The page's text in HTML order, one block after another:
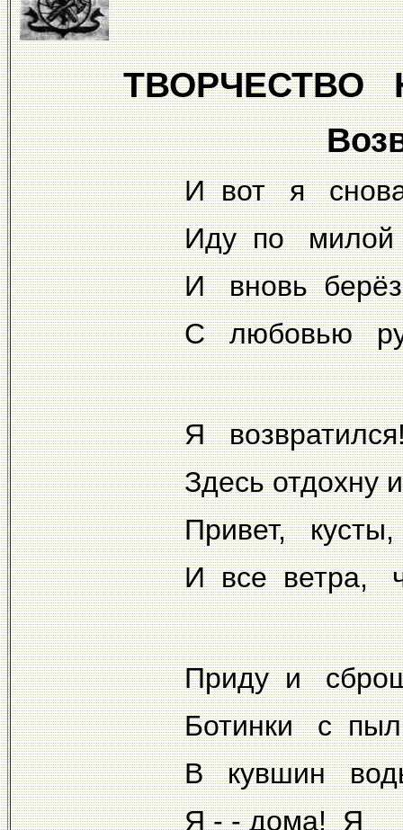
ТВОРЧЕСТВО
И вот я
Иду по милой
И вновь
С любовью
Я
Здесь отдохну
Привет,
И все ветра,
Приду и
Ботинки с
В кувшин
Я - - дома! Я